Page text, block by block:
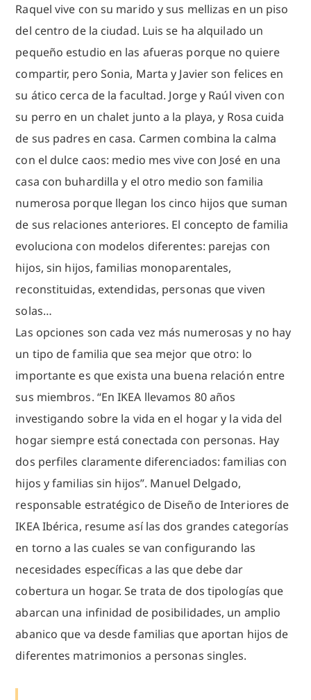
Raquel vive con su marido y sus mellizas en un piso
del centro de la ciudad. Luis se ha alquilado un
pequeño estudio en las afueras porque no quiere
compartir, pero Sonia, Marta y Javier son felices en
su ático cerca de la facultad. Jorge y Raúl viven con
su perro en un chalet junto a la playa, y Rosa cuida
de sus padres en casa. Carmen combina la calma
con el dulce caos: medio mes vive con José en una
casa con buhardilla y el otro medio son familia
numerosa porque llegan los cinco hijos que suman
de sus relaciones anteriores. El concepto de familia
evoluciona con modelos diferentes: parejas con
hijos, sin hijos, familias monoparentales,
reconstituidas, extendidas, personas que viven
solas…
Las opciones son cada vez más numerosas y no hay
un tipo de familia que sea mejor que otro: lo
importante es que exista una buena relación entre
sus miembros. “En IKEA llevamos 80 años
investigando sobre la vida en el hogar y la vida del
hogar siempre está conectada con personas. Hay
dos perfiles claramente diferenciados: familias con
hijos y familias sin hijos”. Manuel Delgado,
responsable estratégico de Diseño de Interiores de
IKEA Ibérica, resume así las dos grandes categorías
en torno a las cuales se van configurando las
necesidades específicas a las que debe dar
cobertura un hogar. Se trata de dos tipologías que
abarcan una infinidad de posibilidades, un amplio
abanico que va desde familias que aportan hijos de
diferentes matrimonios a personas singles.